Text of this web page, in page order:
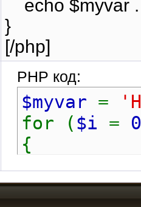
echo $myvar
}
[/php]
PHP код:
$myvar =
for ( $i = 0
{
echo
}